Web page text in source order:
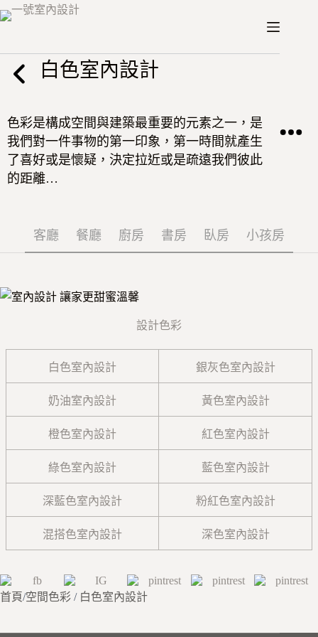
跳
白色室內設計
色彩是構成空間與建築最重要的元素之一，是
我們對一件事物的第一印象，第一時間就產生
了喜好或是懷疑，決定拉近或是疏遠我們彼此
的距離…
客廳 餐廳 廚房 書房 臥房 小孩房
設計色彩
白色室內設計 銀灰色室內設計
奶油室內設計 黃色室內設計
橙色室內設計 紅色室內設計
綠色室內設計 藍色室內設計
深藍色室內設計 粉紅色室內設計
混搭色室內設計 深色室內設計
首頁/空間色彩 / 白色室內設計